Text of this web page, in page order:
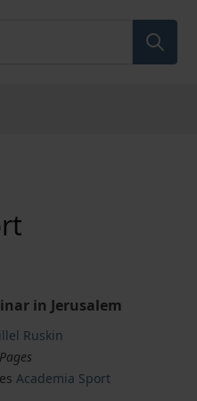
in Jerusalem
Ruskin
Academia Sport